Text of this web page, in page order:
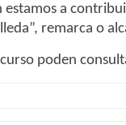
estamos a
remarca o
poden